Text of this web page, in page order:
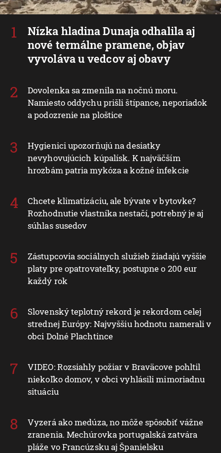
Nízka hladina Dunaja odhalila aj
nové termálne pramene, objav
vyvoláva u vedcov aj obavy
Dovolenka sa zmenila na nočnú moru.
Namiesto oddychu prišli štípance, neporiadok
a podozrenie na ploštice
Hygienici upozorňujú na desiatky
nevyhovujúcich kúpalísk. K najväčším
hrozbám patria mykóza a kožné infekcie
Chcete klimatizáciu, ale bývate v bytovke?
Rozhodnutie vlastníka nestačí, potrebný je aj
súhlas susedov
Zástupcovia sociálnych služieb žiadajú vyššie
platy pre opatrovateľky, postupne o 200 eur
každý rok
Slovenský teplotný rekord je rekordom celej
strednej Európy: Najvyššiu hodnotu namerali v
obci Dolné Plachtince
VIDEO: Rozsiahly požiar v Braväcove pohltil
niekoľko domov, v obci vyhlásili mimoriadnu
situáciu
Vyzerá ako medúza, no môže spôsobiť vážne
zranenia. Mechúrovka portugalská zatvára
pláže vo Francúzsku aj Španielsku